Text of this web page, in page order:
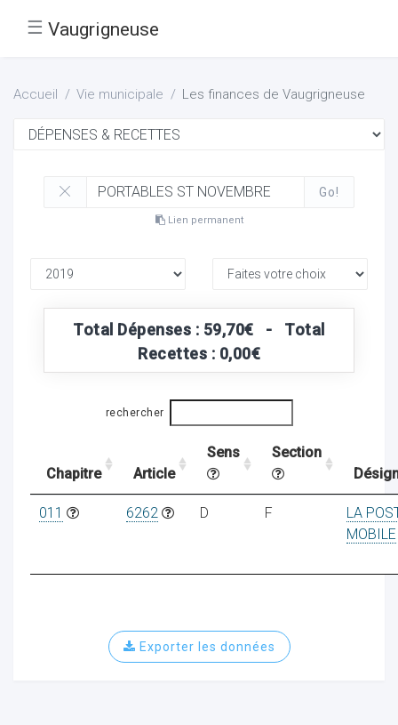
☰ Vaugrigneuse
Accueil Vie municipale Les finances de Vaugrigneuse
Go!
Lien permanent
Total Dépenses : 59,70€ - Total
Recettes : 0,00€
rechercher
Chapitre Article
Sens
Section
011 6262 D F
LA
MOBILE
Exporter les données